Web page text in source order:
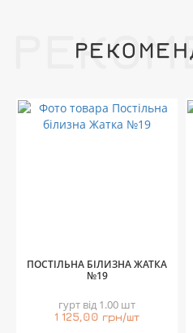
ПОСТІЛЬНА БІЛИЗНА ЖАТКА
№19
гурт від 1.00 шт
1 125,00 грн/шт